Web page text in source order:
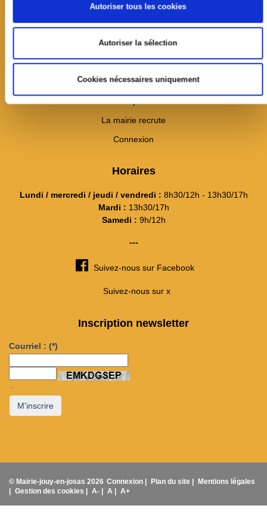
Autoriser tous les cookies
Autoriser la sélection
Cookies nécessaires uniquement
19 avenue Jean Jaurès
78354 Jouy-en-Josas cedex
01 39 20 11 11
Contact
---
La mairie recrute
Connexion
Horaires
Lundi / mercredi / jeudi / vendredi : 8h30/12h - 13h30/17h
Mardi : 13h30/17h
Samedi : 9h/12h
---
Suivez-nous sur Facebook
Suivez-nous sur x
Inscription newsletter
Courriel : (*)
...
M'inscrire
© Mairie-jouy-en-josas 2026 Connexion | Plan du site |
Mentions légales
Gestion des cookies | A- | A | A+